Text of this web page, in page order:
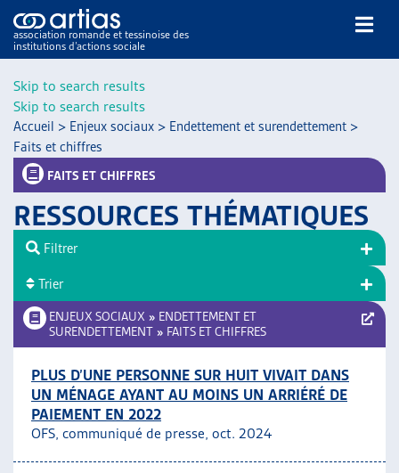
Skip to search results
Skip to search results
association romande et tessinoise des
institutions d’actions sociale
NOS PUBLICATIONS
ARTICLES
VEILLE
RESSOURCES
THÉMATIQUES
AUTRES
ARTIAS
L’ASSOCIATION
PROJETS ET ACTIVITÉS
Accueil > Enjeux sociaux > Endettement et surendettement >
Faits et chiffres
FAITS ET CHIFFRES
RESSOURCES THÉMATIQUES
ENJEUX SOCIAUX » ENDETTEMENT ET
SURENDETTEMENT » FAITS ET CHIFFRES
PLUS D’UNE PERSONNE SUR HUIT VIVAIT DANS
UN MÉNAGE AYANT AU MOINS UN ARRIÉRÉ DE
PAIEMENT EN 2022
OFS, communiqué de presse, oct. 2024
Filtrer
Trier